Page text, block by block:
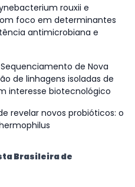
rouxii e
foco em determinantes
antimicrobiana e
de Nova
de linhagens isoladas de
interesse biotecnológico
revelar novos probióticos: o
Brasileira de